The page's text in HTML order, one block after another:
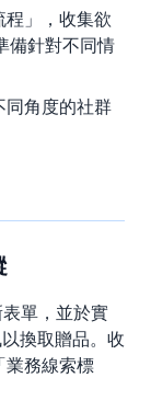
程」，收集欲
備針對不同情
同角度的社群
單，並於實
換取贈品。收
業務線索標